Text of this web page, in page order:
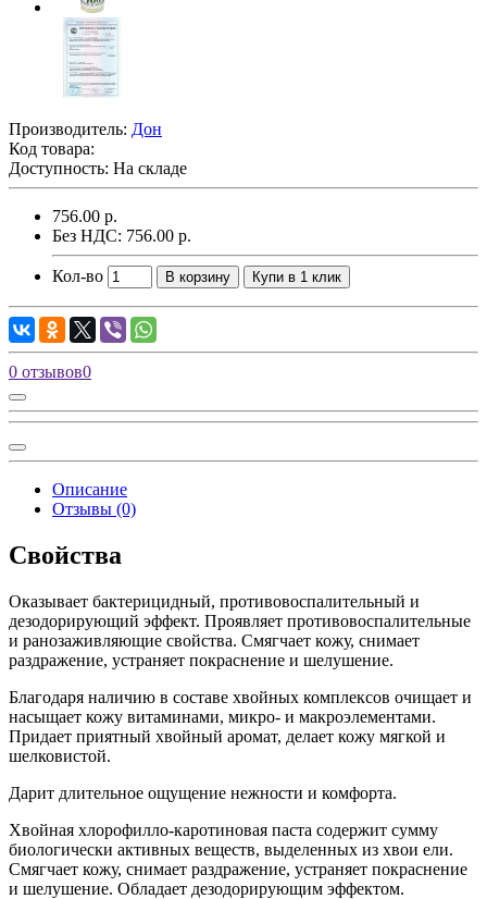
Производитель: Дон
Код товара:
Доступность: На складе
756.00 р.
Без НДС: 756.00 р.
Кол-во В корзину Купи в 1 клик
0 отзывов0
Описание
Отзывы (0)
Свойства
Оказывает бактерицидный, противовоспалительный и
дезодорирующий эффект. Проявляет противовоспалительные
и ранозаживляющие свойства. Смягчает кожу, снимает
раздражение, устраняет покраснение и шелушение.
Благодаря наличию в составе хвойных комплексов очищает и
насыщает кожу витаминами, микро- и макроэлементами.
Придает приятный хвойный аромат, делает кожу мягкой и
шелковистой.
Дарит длительное ощущение нежности и комфорта.
Хвойная хлорофилло-каротиновая паста содержит сумму
биологически активных веществ, выделенных из хвои ели.
Смягчает кожу, снимает раздражение, устраняет покраснение
и шелушение. Обладает дезодорирующим эффектом.